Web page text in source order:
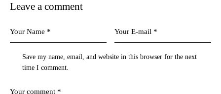
Leave a comment
Save my name, email, and website in this browser for the next
time I comment.